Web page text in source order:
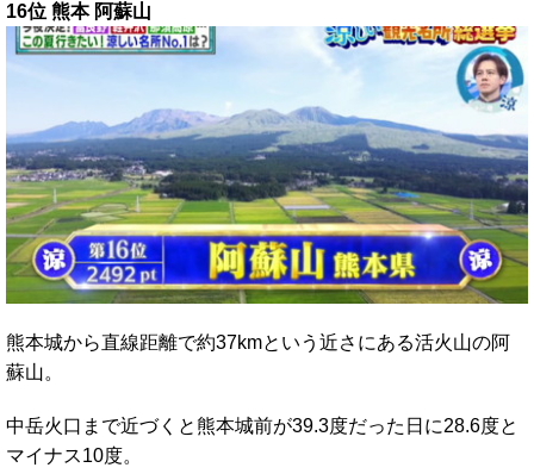
16位 熊本 阿蘇山
熊本城から直線距離で約37kmという近さにある活火山の阿
蘇山。
中岳火口まで近づくと熊本城前が39.3度だった日に28.6度と
マイナス10度。